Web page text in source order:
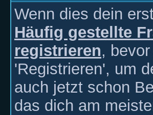
Wenn dies dein
Häufig gestellte
registrieren,
'Registrieren', um
auch jetzt schon
das dich am